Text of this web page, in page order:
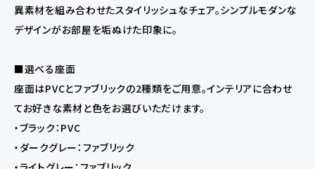
異素材を組み合わせたスタイリッシュなチェア。シンプルモダンな
デザインがお部屋を垢ぬけた印象に。
■選べる座面
座面はPVCとファブリックの2種類をご用意。インテリアに合わせ
てお好きな素材と色をお選びいただけます。
・ブラック：PVC
・ダークグレー：ファブリック